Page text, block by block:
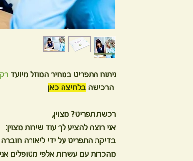
ניתוח התפריט במחיר המוזל מיועד
הרכישה בלחיצה כאן
רכשת תפריט? מצוין,
אני רוצה להציע לך עוד שירות מצוין:
בדיקת התפריט על ידי ליאורה חוברה
מהכרות עם עשרות אלפי מטופלים